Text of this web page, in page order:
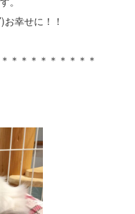
幸せに！！
＊＊＊＊＊＊＊＊＊